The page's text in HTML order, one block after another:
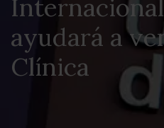
ayudará a
Clínica